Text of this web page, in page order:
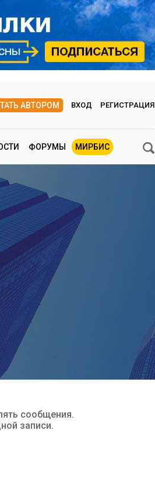
АВТОРОМ ВХОД РЕГИСТРАЦИЯ
ФОРУМЫ МИРБИС
сообщения.
записи.